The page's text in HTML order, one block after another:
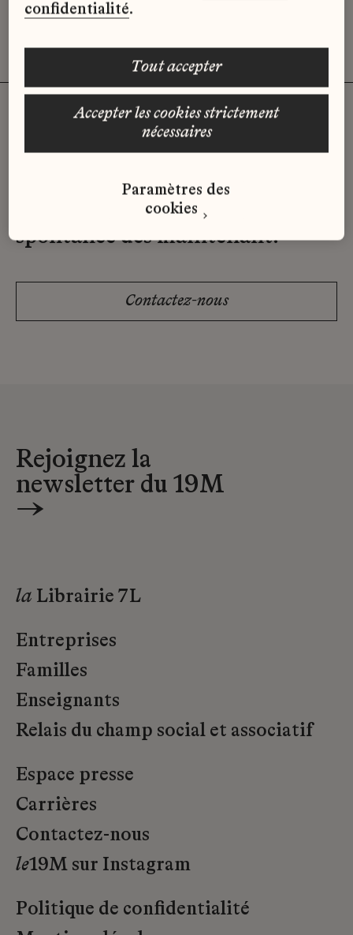
moment.
Vous n'avez pas trouvé d'offre
qui correspond à votre profil ?
Envoyez-nous votre candidature
spontanée dès maintenant.
Contactez-nous
Rejoignez la
newsletter du 19M
→
la Librairie 7L
Entreprises
Familles
Enseignants
Relais du champ social et associatif
Espace presse
Carrières
Contactez-nous
le19M sur Instagram
Politique de confidentialité
confidentialité.
accepter les cookies strictement
nécessaires
tout accepter
Paramètres des
cookies